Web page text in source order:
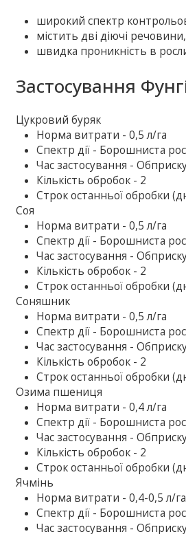
широкий спектр
містить дві діючі
швидка проникність в
Застосування
Цукровий буряк
Норма витрати - 0,5 л/га
Спектр дії - Борошниста
Час застосування -
Кількість обробок - 2
Строк останньої обробки
Соя
Норма витрати - 0,5 л/га
Спектр дії - Борошниста
Час застосування -
Кількість обробок - 2
Строк останньої обробки
Соняшник
Норма витрати - 0,5 л/га
Спектр дії - Борошниста
Час застосування -
Кількість обробок - 2
Строк останньої обробки
Озима пшениця
Норма витрати - 0,4 л/га
Спектр дії - Борошниста
Час застосування -
Кількість обробок - 2
Строк останньої обробки
Ячмінь
Норма витрати - 0,4-0,5 л/га
Спектр дії - Борошниста
Час застосування -